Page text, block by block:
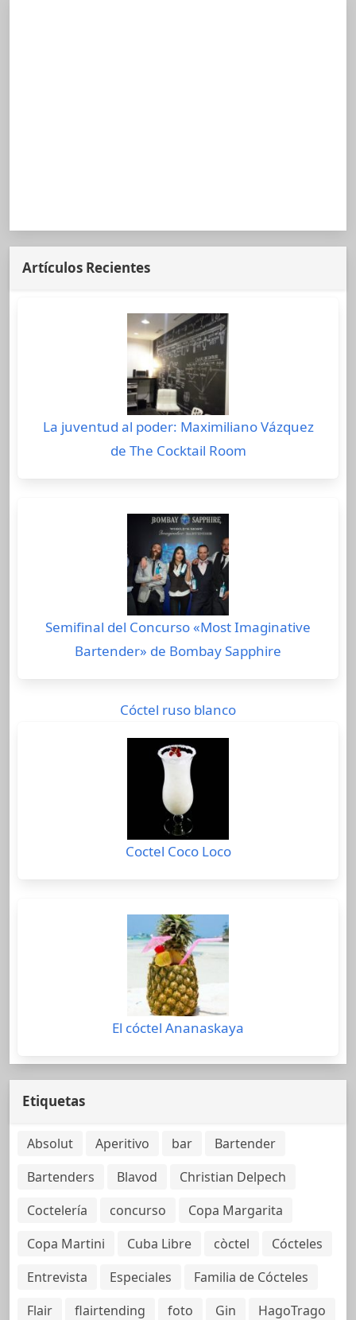
Artículos Recientes
La juventud al poder: Maximiliano Vázquez
de The Cocktail Room
Semifinal del Concurso «Most Imaginative
Bartender» de Bombay Sapphire
Cóctel ruso blanco
Coctel Coco Loco
El cóctel Ananaskaya
Etiquetas
Absolut Aperitivo bar
Bartender
Bartenders
Blavod
Christian Delpech
Coctelería
concurso
Copa Margarita
Copa Martini
Cuba Libre còctel
Cócteles
Entrevista
Especiales
Familia de Cócteles
Flair
flairtending foto Gin
HagoTrago